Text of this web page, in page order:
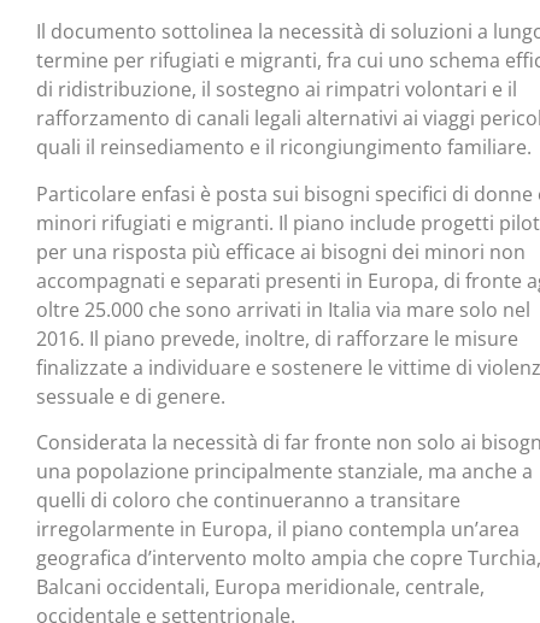
Il documento sottolinea la necessità di soluzioni a
termine per rifugiati e migranti, fra cui uno schema
di ridistribuzione, il sostegno ai rimpatri volontari e il
rafforzamento di canali legali alternativi ai viaggi
quali il reinsediamento e il ricongiungimento familiare.
Particolare enfasi è posta sui bisogni specifici di donne
minori rifugiati e migranti. Il piano include progetti
per una risposta più efficace ai bisogni dei minori non
accompagnati e separati presenti in Europa, di fronte
oltre 25.000 che sono arrivati in Italia via mare solo nel
2016. Il piano prevede, inoltre, di rafforzare le misure
finalizzate a individuare e sostenere le vittime di
sessuale e di genere.
Considerata la necessità di far fronte non solo ai
una popolazione principalmente stanziale, ma anche a
quelli di coloro che continueranno a transitare
irregolarmente in Europa, il piano contempla un’area
geografica d’intervento molto ampia che copre Turchia,
Balcani occidentali, Europa meridionale, centrale,
occidentale e settentrionale.